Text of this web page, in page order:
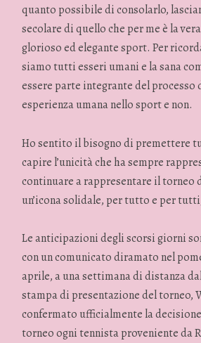
quanto possibile di consolarlo,
secolare di quello che per me è la
glorioso ed elegante sport. Per
siamo tutti esseri umani e la sana
essere parte integrante del processo
esperienza umana nello sport e non.
Ho sentito il bisogno di premettere
capire l’unicità che ha sempre
continuare a rappresentare il torneo
un’icona solidale, per tutto e per
Le anticipazioni degli scorsi giorni
con un comunicato diramato nel
aprile, a una settimana di distanza
stampa di presentazione del torneo,
confermato ufficialmente la
torneo ogni tennista proveniente da